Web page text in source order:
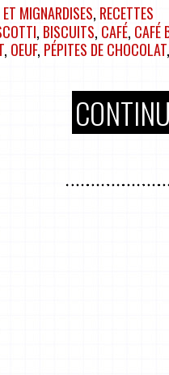
MIGNARDISES, RECETTES
, BISCUITS, CAFÉ, CAFÉ
, OEUF, PÉPITES DE CHOCOLAT